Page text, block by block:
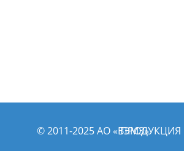
© 2011­­-2025 АО «ВЭМЗ»ПРОДУКЦИЯ